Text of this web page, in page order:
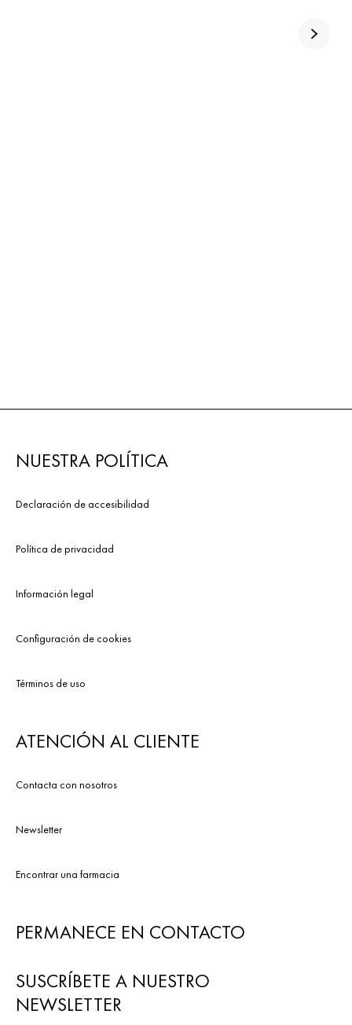
NUESTRA POLÍTICA
Declaración de accesibilidad
Política de privacidad
Información legal
Configuración de cookies
Términos de uso
ATENCIÓN AL CLIENTE
Contacta con nosotros
Newsletter
Encontrar una farmacia
PERMANECE EN CONTACTO
SUSCRÍBETE A NUESTRO
NEWSLETTER